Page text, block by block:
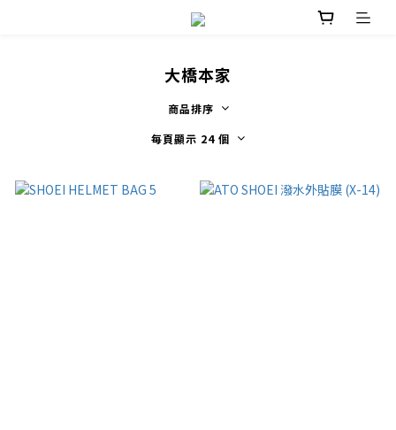
大橋本家
商品排序
每頁顯示 24 個